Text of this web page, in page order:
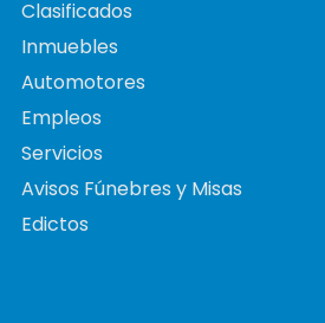
Clasificados
Inmuebles
Automotores
Empleos
Servicios
Avisos Fúnebres y Misas
Edictos